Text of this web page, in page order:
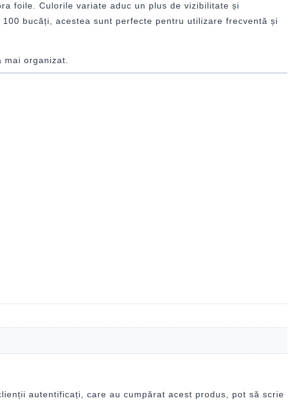
foile. Culorile variate aduc un plus de vizibilitate și
bucăți, acestea sunt perfecte pentru utilizare frecventă și
organizat.
autentificați, care au cumpărat acest produs, pot să scrie